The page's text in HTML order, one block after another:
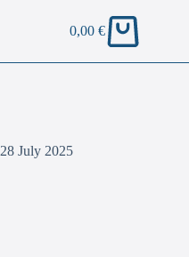
0,00€
28 July 2025